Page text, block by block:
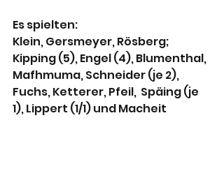
Es spielten:
Klein, Gersmeyer, Rösberg;
Kipping (5), Engel (4), Blumenthal,
Mafhmuma, Schneider (je 2),
Fuchs, Ketterer, Pfeil,  Späing (je
1), Lippert (1/1) und Macheit